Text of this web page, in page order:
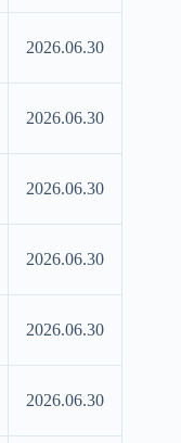
2026.06.30
2026.06.30
2026.06.30
2026.06.30
2026.06.30
2026.06.30